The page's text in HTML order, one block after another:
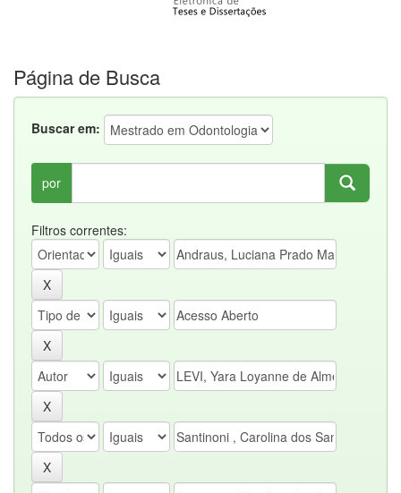
Página de Busca
Buscar em:
por
Filtros correntes: